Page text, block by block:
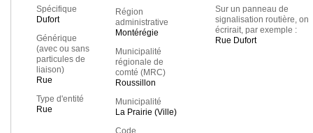
Spécifique
Dufort
Générique
(avec ou sans
particules de
liaison)
Rue
Type d'entité
Rue
Région
administrative
Montérégie
Municipalité
régionale de
comté (MRC)
Roussillon
Municipalité
La Prairie (Ville)
Code
Sur un panneau de
signalisation routière, on
écrirait, par exemple :
Rue Dufort